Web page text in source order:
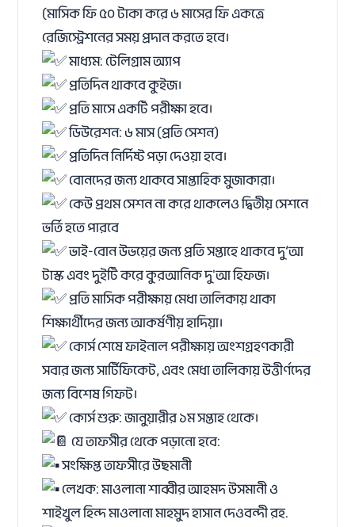
(মাসিক ফি ৫০ টাকা করে ৬ মাসের ফি একত্রে
রেজিস্ট্রেশনের সময় প্রদান করতে হবে।
মাধ্যম: টেলিগ্রাম অ্যাপ
প্রতিদিন থাকবে কুইজ।
প্রতি মাসে একটি পরীক্ষা হবে।
ডিউরেশন: ৬ মাস (প্রতি সেশন)
প্রতিদিন নির্দিষ্ট পড়া দেওয়া হবে।
বোনদের জন্য থাকবে সাপ্তাহিক মুজাকারা।
কেউ প্রথম সেশন না করে থাকলেও দ্বিতীয় সেশনে
ভর্তি হতে পারবে
ভাই-বোন উভয়ের জন্য প্রতি সপ্তাহে থাকবে দু’আ
টাস্ক এবং দুইটি করে কুরআনিক দু'আ হিফজ।
প্রতি মাসিক পরীক্ষায় মেধা তালিকায় থাকা
শিক্ষার্থীদের জন্য আকর্ষণীয় হাদিয়া।
কোর্স শেষে ফাইনাল পরীক্ষায় অংশগ্রহণকারী
সবার জন্য সার্টিফিকেট, এবং মেধা তালিকায় উত্তীর্ণদের
জন্য বিশেষ গিফট।
কোর্স শুরু: জানুয়ারীর ১ম সপ্তাহ থেকে।
যে তাফসীর থেকে পড়ানো হবে:
সংক্ষিপ্ত তাফসীরে উছমানী
লেখক: মাওলানা শাব্বীর আহমদ উসমানী ও
শাইখুল হিন্দ মাওলানা মাহমুদ হাসান দেওবন্দী রহ.